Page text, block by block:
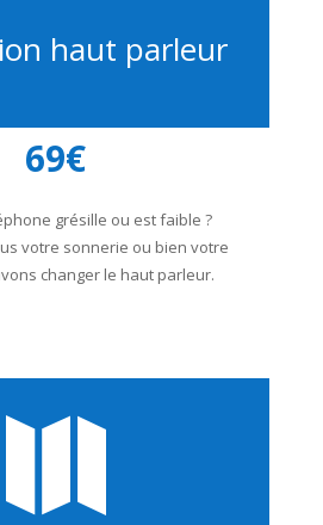
haut parleur
69€
grésille ou est faible ?
votre sonnerie ou bien votre
changer le haut parleur.
